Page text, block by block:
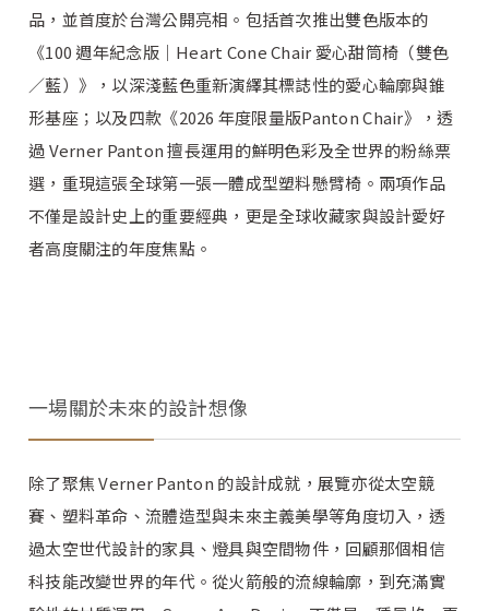
品，並首度於台灣公開亮相。包括首次推出雙色版本的
《100 週年紀念版｜Heart Cone Chair 愛心甜筒椅（雙色
／藍）》，以深淺藍色重新演繹其標誌性的愛心輪廓與錐
形基座；以及四款《2026 年度限量版Panton Chair》，透
過 Verner Panton 擅長運用的鮮明色彩及全世界的粉絲票
選，重現這張全球第一張一體成型塑料懸臂椅。兩項作品
不僅是設計史上的重要經典，更是全球收藏家與設計愛好
者高度關注的年度焦點。
一場關於未來的設計想像
除了聚焦 Verner Panton 的設計成就，展覽亦從太空競
賽、塑料革命、流體造型與未來主義美學等角度切入，透
過太空世代設計的家具、燈具與空間物件，回顧那個相信
科技能改變世界的年代。從火箭般的流線輪廓，到充滿實